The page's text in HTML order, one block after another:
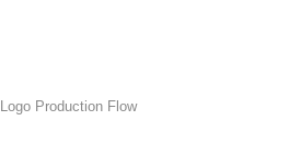
Logo Production Flow